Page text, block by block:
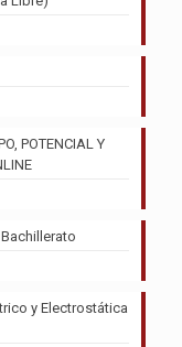
POTENCIAL Y
y Electrostática